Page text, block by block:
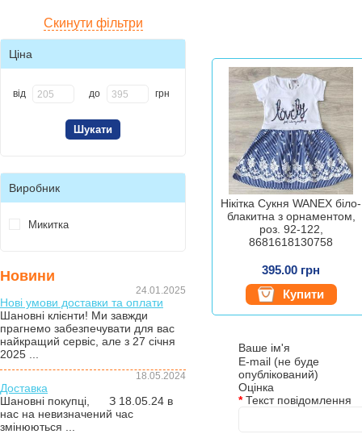
Скинути фільтри
Ціна
від до грн
Виробник
Микитка
Новини
24.01.2025
Нові умови доставки та оплати
Шановні клієнти! Ми завжди
прагнемо забезпечувати для вас
найкращий сервіс, але з 27 січня
2025 ...
18.05.2024
Доставка
Шановні покупці, З 18.05.24 в
нас на невизначений час
змінюються ...
Нікітка Сукня WANEX біло-
блакитна з орнаментом,
роз. 92-122,
8681618130758
395.00 грн
Купити
Ваше ім'я
E-mail (не буде
опублікований)
Оцінка
*Текст повідомлення